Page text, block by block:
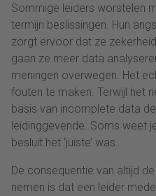
Sommige leiders worstelen
termijn beslissingen. Hun
zorgt ervoor dat ze
gaan ze meer data
meningen overwegen. Het
fouten te maken. Terwijl het
basis van incomplete data
leidinggevende. Soms weet
besluit het ‘juiste’ was.
De consequentie van altijd
nemen is dat een leider